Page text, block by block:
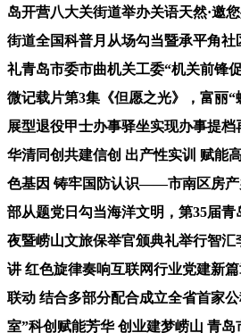
岛开营八大关街道举办关语天然·邀
街道全国科普月从场勾当暨承平角
礼青岛市委市曲机关工委“机关前锋
微记载片第3集《但愿之光》，富
展型退役甲士办事驿坐实现办事提
华清同创共建信创 出产性实训 赋能
色基因 铸牢国防认识——市南区房产
部从题党日勾当海洋文明，第35届
夜暨崂山文旅保举官颁典礼举行智汇
讲 红色旋律奏响互联网行业党建新
联动 结合多部分配合成立全省首家
室”科创赋能芳华 创业建梦崂山 青岛